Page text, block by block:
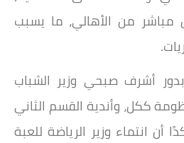
مباشر من الأهالي، ما يسبب
أشرف صبحي وزير الشباب
ككل، وأندية القسم الثاني
أن انتماء وزير الرياضة للعبة